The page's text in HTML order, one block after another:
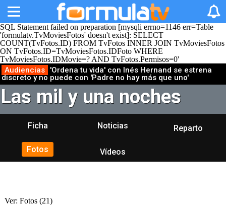
SQL Statement failed on preparation [mysqli errno=1146 err=Table
'formulatv.TvMoviesFotos' doesn't exist]: SELECT
COUNT(TvFotos.ID) FROM TvFotos INNER JOIN TvMoviesFotos
ON TvFotos.ID=TvMoviesFotos.IDFoto WHERE
TvMoviesFotos.IDMovie=? AND TvFotos.Permisos=0'
Audiencias
'Ordena tu vida' con Inés Hernand se estrena
discreto y no puede con 'Padre no hay más que uno'
Las mil y una noches
Ficha Noticias Reparto
Fotos Vídeos
Ver: Fotos (21)